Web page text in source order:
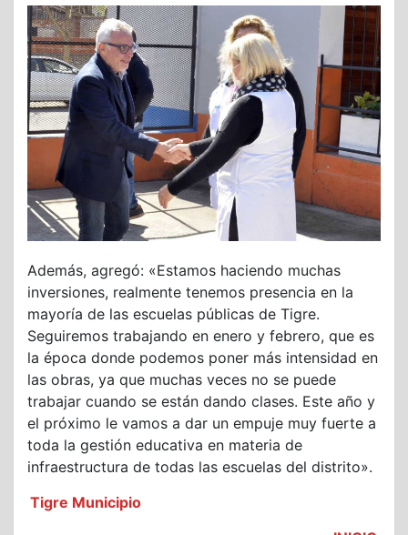
Además, agregó: «Estamos haciendo muchas
inversiones, realmente tenemos presencia en la
mayoría de las escuelas públicas de Tigre.
Seguiremos trabajando en enero y febrero, que es
la época donde podemos poner más intensidad en
las obras, ya que muchas veces no se puede
trabajar cuando se están dando clases. Este año y
el próximo le vamos a dar un empuje muy fuerte a
toda la gestión educativa en materia de
infraestructura de todas las escuelas del distrito».
Tigre Municipio